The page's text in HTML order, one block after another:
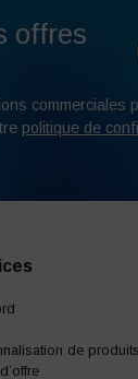
offres
commerciales
politique de
de produits